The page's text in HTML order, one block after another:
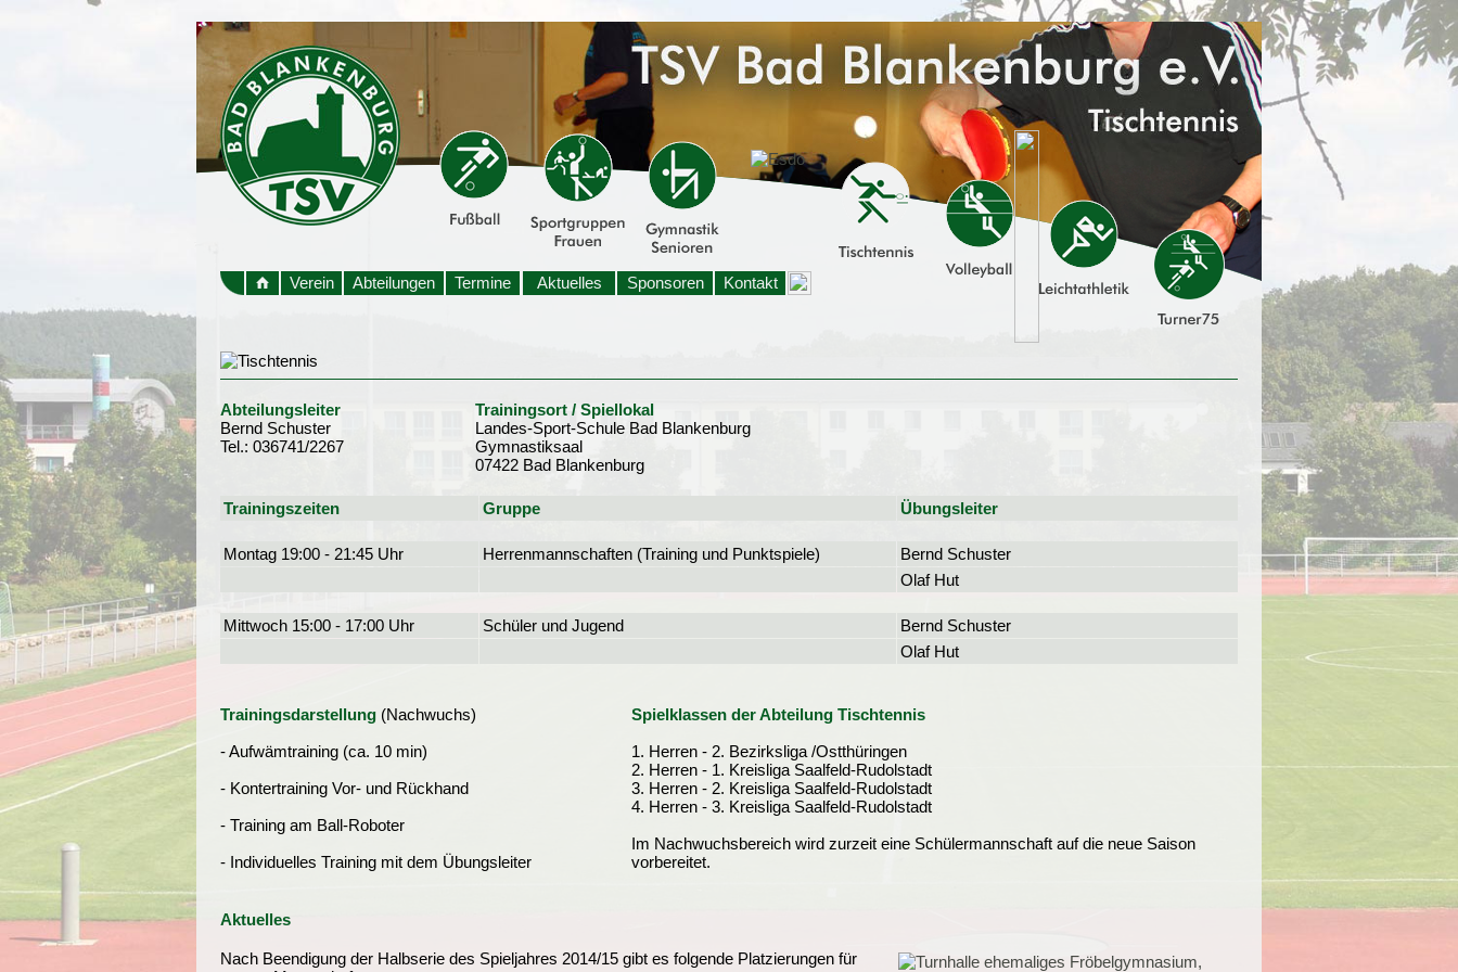
Verein Abteilungen Termine Aktuelles Sponsoren Kontakt
Abteilungsleiter
Bernd Schuster
Tel.: 036741/2267
Trainingsort / Spiellokal
Landes-Sport-Schule Bad Blankenburg
Gymnastiksaal
07422 Bad Blankenburg
Trainingszeiten Gruppe Übungsleiter
Montag 19:00 - 21:45 Uhr Herrenmannschaften (Training und Punktspiele)
Bernd Schuster
Olaf Hut
Mittwoch 15:00 - 17:00 Uhr Schüler und Jugend
Bernd Schuster
Olaf Hut
Trainingsdarstellung (Nachwuchs)
- Aufwämtraining (ca. 10 min)
- Kontertraining Vor- und Rückhand
- Training am Ball-Roboter
- Individuelles Training mit dem Übungsleiter
Spielklassen der Abteilung Tischtennis
1. Herren - 2. Bezirksliga /Ostthüringen
2. Herren - 1. Kreisliga Saalfeld-Rudolstadt
3. Herren - 2. Kreisliga Saalfeld-Rudolstadt
4. Herren - 3. Kreisliga Saalfeld-Rudolstadt
Im Nachwuchsbereich wird zurzeit eine Schülermannschaft auf die neue Saison
vorbereitet.
Aktuelles
Nach Beendigung der Halbserie des Spieljahres 2014/15 gibt es folgende Platzierungen für